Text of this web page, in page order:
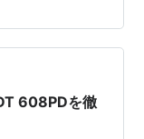
ておりますの
できるかと思い
ャメチャ良いで
日本語で無い
しようと思って
608PDを徹